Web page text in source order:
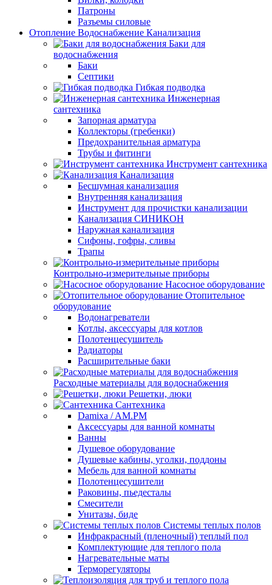
Патроны
Разъемы силовые
Отопление Водоснабжение Канализация
Баки для
водоснабжения
Баки
Септики
Гибкая подводка
Инженерная
сантехника
Запорная арматура
Коллекторы (гребенки)
Предохранительная арматура
Трубы и фитинги
Инструмент сантехника
Канализация
Бесшумная канализация
Внутренняя канализация
Инструмент для прочистки канализации
Канализация СИНИКОН
Наружная канализация
Сифоны, гофры, сливы
Трапы
Контрольно-измерительные приборы
Насосное оборудование
Отопительное
оборудование
Водонагреватели
Котлы, аксессуары для котлов
Полотенцесушитель
Радиаторы
Расширительные баки
Расходные материалы для водоснабжения
Решетки, люки
Сантехника
Damixa / AM.PM
Аксессуары для ванной комнаты
Ванны
Душевое оборудование
Душевые кабины, уголки, поддоны
Мебель для ванной комнаты
Полотенцесушители
Раковины, пьедесталы
Смесители
Унитазы, биде
Системы теплых полов
Инфракрасный (пленочный) теплый пол
Комплектующие для теплого пола
Нагревательные маты
Терморегуляторы